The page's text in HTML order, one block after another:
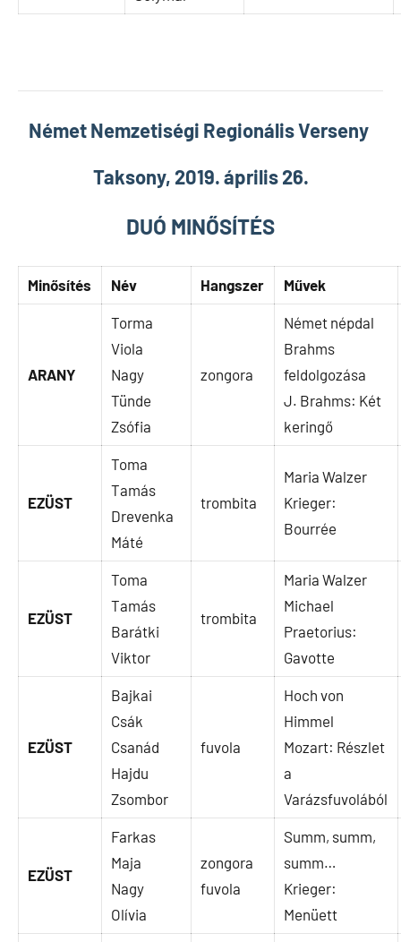
Német Nemzetiségi Regionális Verseny
Taksony, 2019. április 26.
DUÓ MINŐSÍTÉS
Minősítés Név Hangszer Művek
ARANY
Torma
Viola
Nagy
Tünde
Zsófia
zongora
Német népdal
Brahms
feldolgozása
J. Brahms: Két
keringő
EZÜST
Toma
Tamás
Drevenka
Máté
trombita
Maria Walzer
Krieger:
Bourrée
EZÜST
Toma
Tamás
Barátki
Viktor
trombita
Maria Walzer
Michael
Praetorius:
Gavotte
EZÜST
Bajkai
Csák
Csanád
Hajdu
Zsombor
fuvola
Hoch von
Himmel
Mozart: Részlet
a
Varázsfuvolából
EZÜST
Farkas
Maja
Nagy
Olívia
zongora
fuvola
Summ, summ,
summ…
Krieger:
Menüett